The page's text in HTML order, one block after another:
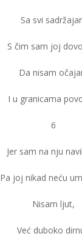
Sa svi
S čim sam joj
Da nisam
I u granicama
6
Jer sam na nju
Pa joj nikad neću
Nisam ljut,
Već duboko